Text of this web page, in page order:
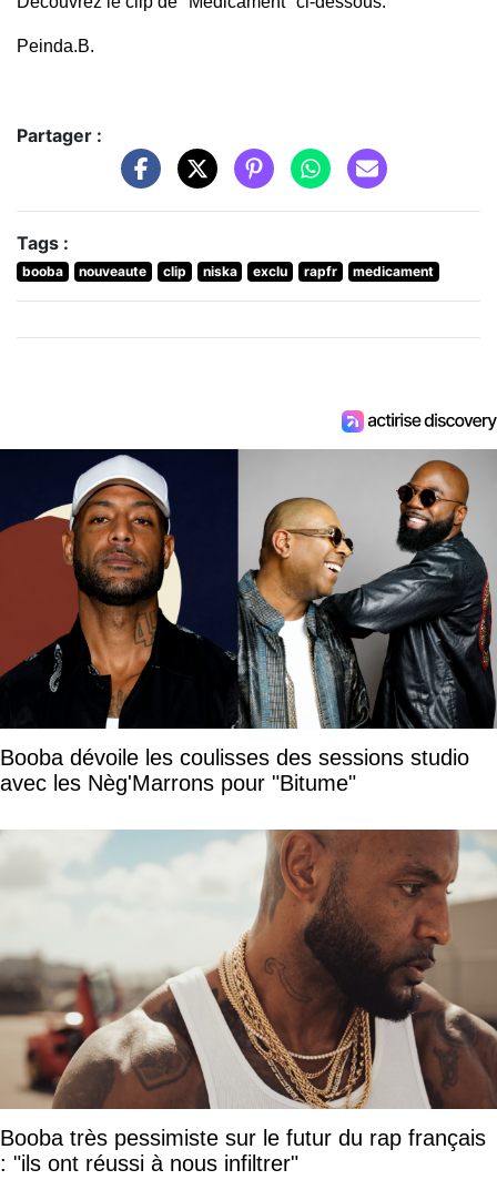
Peinda.B.
Partager :
Tags :
booba nouveaute clip niska exclu rapfr medicament
Booba dévoile les coulisses des sessions studio
avec les Nèg'Marrons pour "Bitume"
Booba très pessimiste sur le futur du rap français
: "ils ont réussi à nous infiltrer"